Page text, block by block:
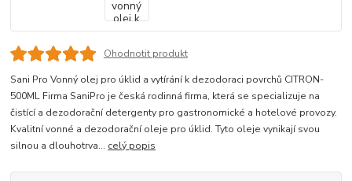
Ohodnotit produkt
Sani Pro Vonný olej pro úklid a vytírání k dezodoraci povrchů CITRON-
500ML Firma SaniPro je česká rodinná firma, která se specializuje na
čistící a dezodorační detergenty pro gastronomické a hotelové provozy.
Kvalitní vonné a dezodorační oleje pro úklid. Tyto oleje vynikají svou
silnou a dlouhotrva... celý popis